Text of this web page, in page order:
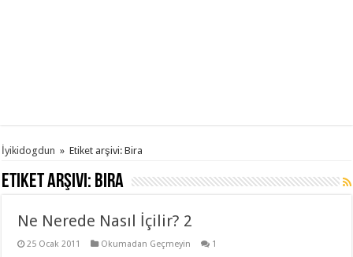
İyikidogdun » Etiket arşivi: Bira
Etiket arşivi: Bira
Ne Nerede Nasıl İçilir? 2
25 Ocak 2011 Okumadan Geçmeyin 1